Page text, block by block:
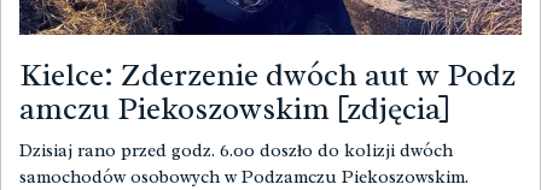
Kielce: Zderzenie dwóch aut w Podz
amczu Piekoszowskim [zdjęcia]
Dzisiaj rano przed godz. 6.00 doszło do kolizji dwóch
samochodów osobowych w Podzamczu Piekoszowskim.